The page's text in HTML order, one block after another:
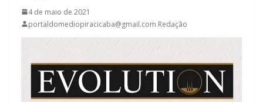
4 de maio de 2021
portaldomediopiracicaba@gmail.com Redação